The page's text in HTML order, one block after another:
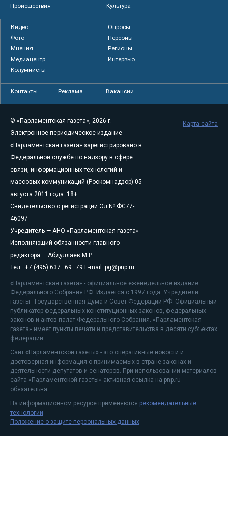
Происшествия
Культура
Видео
Опросы
Фото
Персоны
Мнения
Регионы
Медиацентр
Интервью
Колумнисты
Контакты Реклама Вакансии
© «Парламентская газета», 2026 г.
Электронное периодическое издание
«Парламентская газета» зарегистрировано в
Федеральной службе по надзору в сфере
связи, информационных технологий и
массовых коммуникаций (Роскомнадзор) 05
августа 2011 года. 18+
Свидетельство о регистрации Эл № ФС77-
46097
Учредитель — АНО «Парламентская газета»
Исполняющий обязанности главного
редактора — Абдуллаев М.Р.
Тел.: +7 (495) 637–69–79 E-mail: pg@pnp.ru
«Парламентская газета» - официальное еженедельное издание
Федерального Собрания РФ. Издается с 1997 года. Учредители
газеты - Государственная Дума и Совет Федерации РФ. Официальный
публикатор федеральных конституционных законов, федеральных
законов и актов палат Федерального Собрания. «Парламентская
газета» имеет пункты печати и представительства в десяти субъектах
федерации.
Сайт «Парламентской газеты» - это оперативные новости и
достоверная информация о принимаемых в стране законах и
деятельности депутатов и сенаторов. При использовании материалов
сайта «Парламентской газеты» активная ссылка на pnp.ru
обязательна.
На информационном ресурсе применяются рекомендательные
технологии
Положение о защите персональных данных
Карта сайта